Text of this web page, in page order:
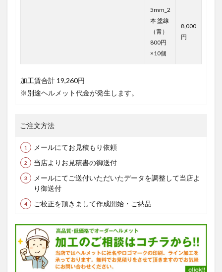
5mm_2
本 塗線
（青）
800円
×10個
8,000
円
加工賃合計 19,260円
※別途ヘルメット代金が発生します。
ご注文方法
メールにてお見積もり依頼
当店よりお見積書の御送付
メールにてご送付いただいたデータを調整して当店よ
り御送付
ご校正を頂きまして作成開始・ご納品